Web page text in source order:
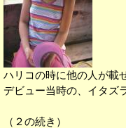
ハリコの時に他の人が載
デビュー当時の、イタズ
（２の続き）